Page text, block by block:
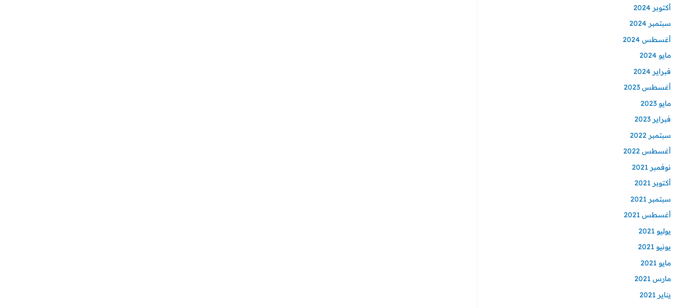
أكتوبر 2024
سبتمبر 2024
أغسطس 2024
مايو 2024
فبراير 2024
أغسطس 2023
مايو 2023
فبراير 2023
سبتمبر 2022
أغسطس 2022
نوفمبر 2021
أكتوبر 2021
سبتمبر 2021
أغسطس 2021
يوليو 2021
يونيو 2021
مايو 2021
مارس 2021
يناير 2021